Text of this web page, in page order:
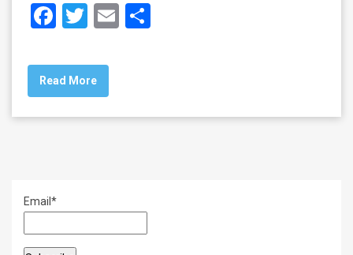
F
c
e
b
k
T
tt
er
E
Read More
Email*